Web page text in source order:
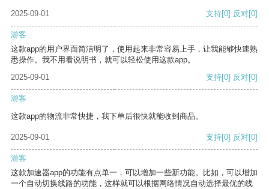
2025-09-01 支持[0] 反对[0]
游客
这款app的用户界面简洁明了，使用起来非常容易上手，让我能够快速熟
悉操作。我不用看说明书，就可以轻松使用这款app。
2025-09-01
支持[0] 反对[0]
游客
这款app的物流非常快捷，我下单后很快就能收到商品。
2025-09-01 支持[0] 反对[0]
游客
这款加速器app的功能有点单一，可以增加一些新功能。比如，可以增加
一个自动切换线路的功能，这样就可以根据网络情况自动选择最优的线